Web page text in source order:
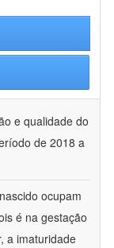
e qualidade do
de 2018 a
ocupam
é na gestação
a imaturidade